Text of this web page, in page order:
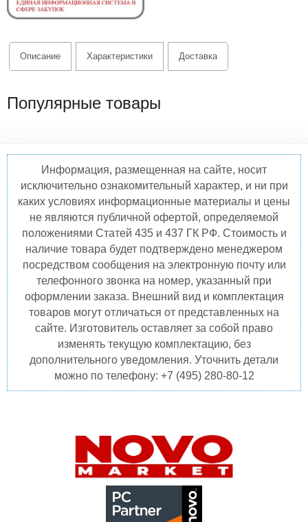
Описание Характеристики Доставка
Популярные товары
Информация, размещенная на сайте, носит
исключительно ознакомительный характер, и ни при
каких условиях информационные материалы и цены
не являются публичной офертой, определяемой
положениями Статей 435 и 437 ГК РФ. Стоимость и
наличие товара будет подтверждено менеджером
посредством сообщения на электронную почту или
телефонного звонка на номер, указанный при
оформлении заказа. Внешний вид и комплектация
товаров могут отличаться от представленных на
сайте. Изготовитель оставляет за собой право
изменять текущую комплектацию, без
дополнительного уведомления. Уточнить детали
можно по телефону: +7 (495) 280-80-12